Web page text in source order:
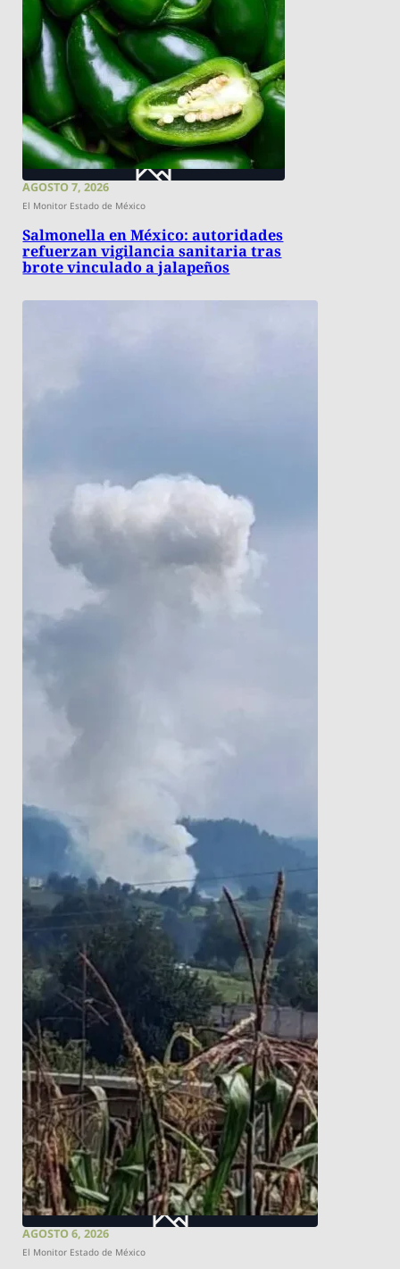
AGOSTO 7, 2026
El Monitor Estado de México
Salmonella en México: autoridades
refuerzan vigilancia sanitaria tras
brote vinculado a jalapeños
AGOSTO 6, 2026
El Monitor Estado de México